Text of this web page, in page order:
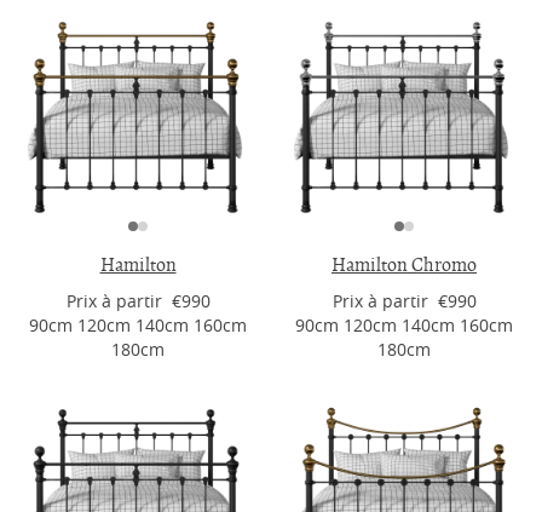
Hamilton
Prix ​​à partir €990
90cm 120cm 140cm 160cm
180cm
Hamilton Chromo
Prix ​​à partir €990
90cm 120cm 140cm 160cm
180cm